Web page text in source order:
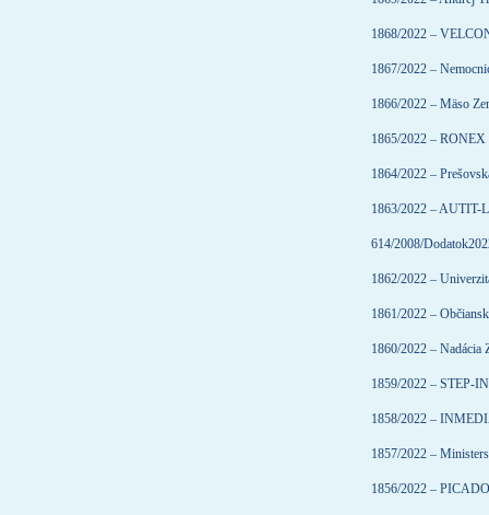
1868/2022 –
1867/2022 –
1866/2022 – Mäso
1865/2022 –
1864/2022 –
1863/2022 – AUTIT-
614/2008/
1862/2022 –
1861/2022 –
1860/2022 – Nadácia
1859/2022 – STEP-
1858/2022 –
1857/2022 –
1856/2022 –